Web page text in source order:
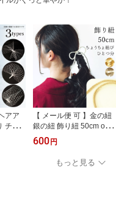
アア
チュ
本製
業式
【 メール便 可 】金の紐
銀の紐 飾り紐 50cm oh-3
14-50 成人式 卒業式 ア
レンジ ヘアクリップ ち
ょい足し ちょい足しアイ
テム 結婚式 前撮り 振袖
600 円
もっと見る